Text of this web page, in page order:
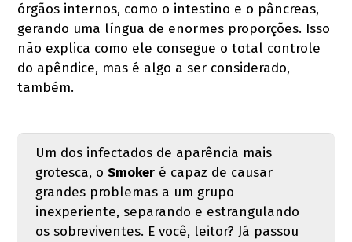
órgãos internos, como o intestino e o pâncreas,
gerando uma língua de enormes proporções. Isso
não explica como ele consegue o total controle
do apêndice, mas é algo a ser considerado,
também.
Um dos infectados de aparência mais
grotesca, o Smokeré capaz de causar
grandes problemas a um grupo
inexperiente, separando e estrangulando
os sobreviventes. E você, leitor? Já passou